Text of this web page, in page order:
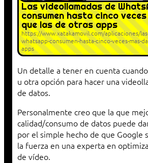
Las videollamadas de
consumen hasta cinco
que las de otras apps
https://www.xatakamovil.com/aplicaciones/
whatsapp-consumen-hasta-cinco-veces-mas-
apps
Un detalle a tener en cuenta
u otra opción para hacer una
de datos.
Personalmente creo que la que
calidad/consumo de datos puede
por el simple hecho de que Google
la fuerza en una experta en
de vídeo.